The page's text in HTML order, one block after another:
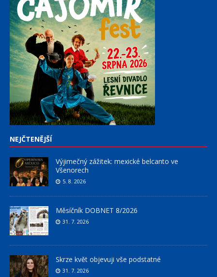
NEJČTENĚJŠÍ
Výjimečný zážitek: mexické belcanto ve
Všenorech
5. 8. 2026
Měsíčník DOBNET 8/2026
31. 7. 2026
Skrze květ objevuji vše podstatné
31. 7. 2026